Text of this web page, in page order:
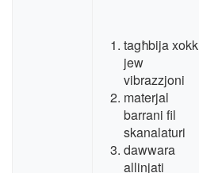
tagħbija xokk
jew
vibrazzjoni
materjal
barrani fil
skanalaturi
dawwara
allinjati